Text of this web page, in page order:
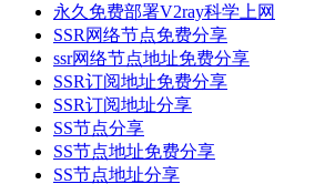
永久免费部署V2ray科学上网
SSR网络节点免费分享
ssr网络节点地址免费分享
SSR订阅地址免费分享
SSR订阅地址分享
SS节点分享
SS节点地址免费分享
SS节点地址分享